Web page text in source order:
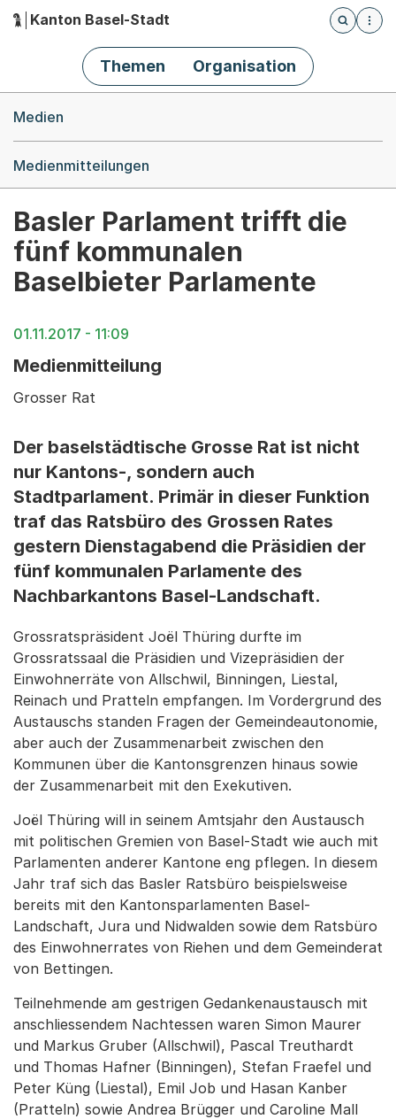
Hauptnavigation
Kanton Basel-Stadt
Öffnet
Themen Organisation
Medien
Medienmitteilungen
Basler Parlament trifft die
fünf kommunalen
Baselbieter Parlamente
01.11.2017 - 11:09
Medienmitteilung
Grosser Rat
Der baselstädtische Grosse Rat ist nicht
nur Kantons-, sondern auch
Stadtparlament. Primär in dieser Funktion
traf das Ratsbüro des Grossen Rates
gestern Dienstagabend die Präsidien der
fünf kommunalen Parlamente des
Nachbarkantons Basel-Landschaft.
Grossratspräsident Joël Thüring durfte im
Grossratssaal die Präsidien und Vizepräsidien der
Einwohnerräte von Allschwil, Binningen, Liestal,
Reinach und Pratteln empfangen. Im Vordergrund des
Austauschs standen Fragen der Gemeindeautonomie,
aber auch der Zusammenarbeit zwischen den
Kommunen über die Kantonsgrenzen hinaus sowie
der Zusammenarbeit mit den Exekutiven.
Joël Thüring will in seinem Amtsjahr den Austausch
mit politischen Gremien von Basel-Stadt wie auch mit
Parlamenten anderer Kantone eng pflegen. In diesem
Jahr traf sich das Basler Ratsbüro beispielsweise
bereits mit den Kantonsparlamenten Basel-
Landschaft, Jura und Nidwalden sowie dem Ratsbüro
des Einwohnerrates von Riehen und dem Gemeinderat
von Bettingen.
Teilnehmende am gestrigen Gedankenaustausch mit
anschliessendem Nachtessen waren Simon Maurer
und Markus Gruber (Allschwil), Pascal Treuthardt
und Thomas Hafner (Binningen), Stefan Fraefel und
Peter Küng (Liestal), Emil Job und Hasan Kanber
(Pratteln) sowie Andrea Brügger und Caroline Mall